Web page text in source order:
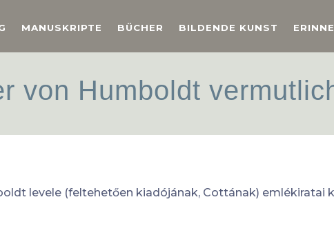
MANUSKRIPTE BÜCHER BILDENDE KUNST
von Humboldt
levele (feltehetően kiadójának, Cottának) emlékiratai